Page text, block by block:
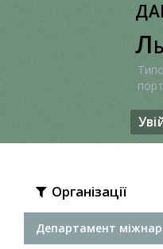
Організації
Департамент